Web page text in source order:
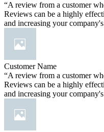
“A review from a customer
Reviews can be a highly
and increasing your
Customer Name
“A review from a customer
Reviews can be a highly
and increasing your